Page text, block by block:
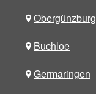
Obergünzburg
Buchloe
Germaringen